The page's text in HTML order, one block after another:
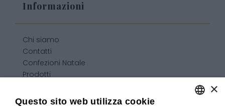
Informazioni
Chi siamo
Contatti
Confezioni Natale
Prodotti
Condizioni generali di vendita
×
Questo sito web utilizza cookie